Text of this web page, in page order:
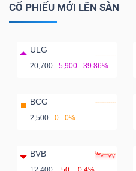
CỔ PHIẾU MỚI LÊN SÀN
ULG
20,700 5,900 39.86%
BCG
2,500 0 0%
BVB